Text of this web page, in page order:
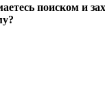
поиском и